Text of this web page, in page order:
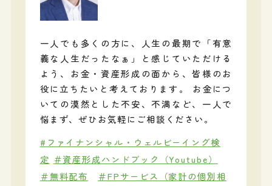
一人でも多くの方に、人生の最期で「有意
義な人生だったなぁ」と感じていただける
よう、お金・資産形成の面から、皆様のお
役に立ちたいと考えております。 お金につ
いての漠然とした不安、不満など、一人で
悩まず、ぜひお気軽にご相談ください。
#ファイナンシャル・ウェルビーイング検
定 ＃資産形成ハンドブック（Youtube）
＃無料配布
＃FPサービス（家計の個別相